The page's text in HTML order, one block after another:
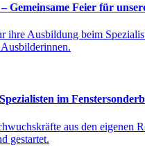
Gemeinsame Feier für
Ausbildung beim
im
aus den
gestartet.